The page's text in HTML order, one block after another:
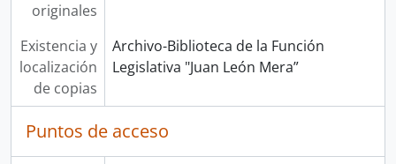
originales
Existencia y
localización
de copias
Archivo-Biblioteca de la Función
Legislativa "Juan León Mera”
Puntos de acceso